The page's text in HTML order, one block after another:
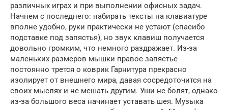
различных играх и при выполнении офисных задач.
Начнем с последнего: набирать тексты на клавиатуре
вполне удобно, руки практически не устают (спасибо
подставке под запястья), но звук клавиш получается
довольно громким, что немного раздражает. Из-за
маленьких размеров мышки правое запястье
постоянно трется о коврик Гарнитура прекрасно
изолирует от внешнего мира, давая сосредоточится на
своих мыслях и не мешать другим. Уши не болят, однако
из-за большого веса начинает уставать шея. Музыка